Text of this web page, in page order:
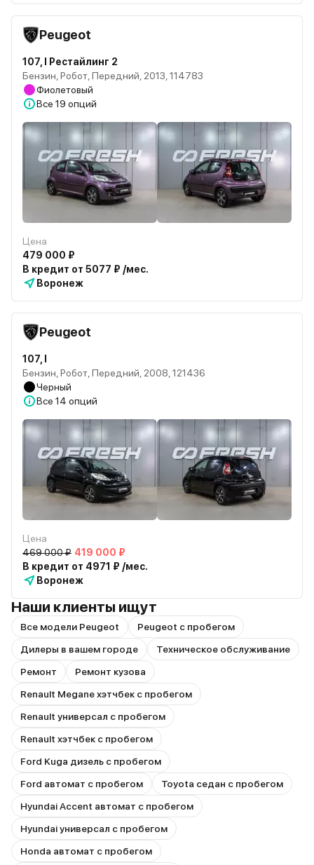
Peugeot
107, I Рестайлинг 2
Бензин, Робот, Передний, 2013, 114783
Фиолетовый
Все 19 опций
Цена
479 000 ₽
В кредит от 5077 ₽ /мес.
Воронеж
Peugeot
107, I
Бензин, Робот, Передний, 2008, 121436
Черный
Все 14 опций
Цена
469 000 ₽ 419 000 ₽
В кредит от 4971 ₽ /мес.
Воронеж
Наши клиенты ищут
Все модели Peugeot
Peugeot с пробегом
Дилеры в вашем городе
Техническое обслуживание
Ремонт
Ремонт кузова
Renault Megane хэтчбек с пробегом
Renault универсал с пробегом
Renault хэтчбек с пробегом
Ford Kuga дизель с пробегом
Ford автомат с пробегом
Toyota седан с пробегом
Hyundai Accent автомат с пробегом
Hyundai универсал с пробегом
Honda автомат с пробегом